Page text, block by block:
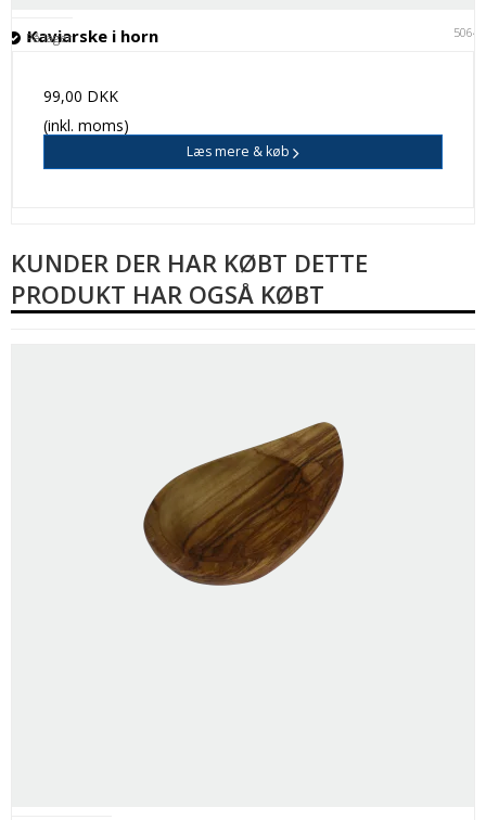
Kaviarske i horn 5064
På lager
99,00 DKK
(inkl. moms)
Læs mere & køb
KUNDER DER HAR KØBT DETTE
PRODUKT HAR OGSÅ KØBT